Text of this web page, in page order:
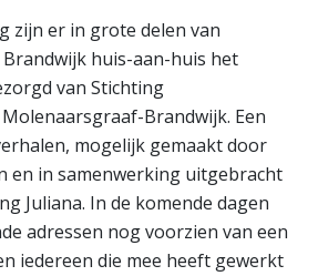
zijn er in grote delen van
huis-aan-huis het
van Stichting
Brandwijk. Een
mogelijk gemaakt door
en in samenwerking uitgebracht
Juliana. In de komende dagen
adressen nog voorzien van een
iedereen die mee heeft gewerkt